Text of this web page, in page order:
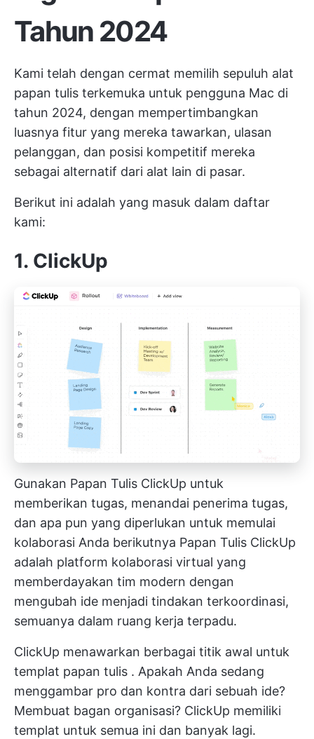
Tahun 2024
Kami telah dengan cermat memilih sepuluh alat
papan tulis terkemuka untuk pengguna Mac di
tahun 2024, dengan mempertimbangkan
luasnya fitur yang mereka tawarkan, ulasan
pelanggan, dan posisi kompetitif mereka
sebagai alternatif dari alat lain di pasar.
Berikut ini adalah yang masuk dalam daftar
kami:
1. ClickUp
Gunakan Papan Tulis ClickUp untuk
memberikan tugas, menandai penerima tugas,
dan apa pun yang diperlukan untuk memulai
kolaborasi Anda berikutnya Papan Tulis ClickUp
adalah platform kolaborasi virtual yang
memberdayakan tim modern dengan
mengubah ide menjadi tindakan terkoordinasi,
semuanya dalam ruang kerja terpadu.
ClickUp menawarkan berbagai titik awal untuk
templat papan tulis . Apakah Anda sedang
menggambar pro dan kontra dari sebuah ide?
Membuat bagan organisasi? ClickUp memiliki
templat untuk semua ini dan banyak lagi.